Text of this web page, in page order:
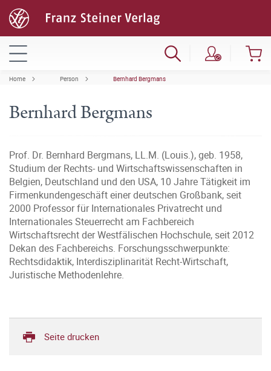
Home Person Bernhard Bergmans
Bernhard Bergmans
Prof. Dr. Bernhard Bergmans, LL.M. (Louis.), geb. 1958,
Studium der Rechts- und Wirtschaftswissenschaften in
Belgien, Deutschland und den USA, 10 Jahre Tätigkeit im
Firmenkundengeschäft einer deutschen Großbank, seit
2000 Professor für Internationales Privatrecht und
Internationales Steuerrecht am Fachbereich
Wirtschaftsrecht der Westfälischen Hochschule, seit 2012
Dekan des Fachbereichs. Forschungsschwerpunkte:
Rechtsdidaktik, Interdisziplinarität Recht-Wirtschaft,
Juristische Methodenlehre.
Seite drucken